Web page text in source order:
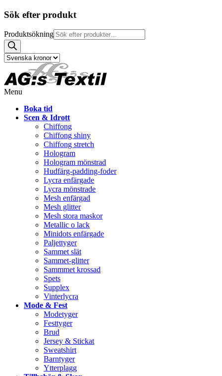
Sök efter produkt
Produktsökning
Menu
Boka tid
Scen & Idrott
Chiffong
Chiffong shiny
Chiffong stretch
Hologram
Hologram mönstrad
Hudfärg-padding-foder
Lycra enfärgade
Lycra mönstrade
Mesh enfärgad
Mesh glitter
Mesh stora maskor
Metallic o lack
Minidots enfärgade
Paljettyger
Sammet slät
Sammet-glitter
Sammmet krossad
Spets
Supplex
Vinterlycra
Mode & Fest
Modetyger
Festtyger
Brud
Jersey & Stickat
Sweatshirt
Barntyger
Ytterplagg